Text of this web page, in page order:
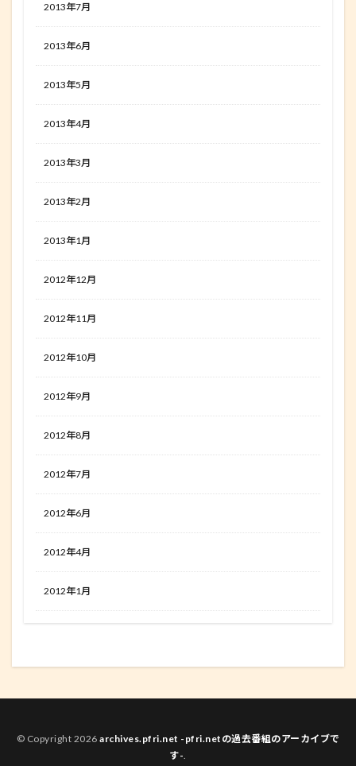
2013年7月
2013年6月
2013年5月
2013年4月
2013年3月
2013年2月
2013年1月
2012年12月
2012年11月
2012年10月
2012年9月
2012年8月
2012年7月
2012年6月
2012年4月
2012年1月
© Copyright 2026 archives.pfri.net -pfri.netの過去番組のアーカイブで
す-.